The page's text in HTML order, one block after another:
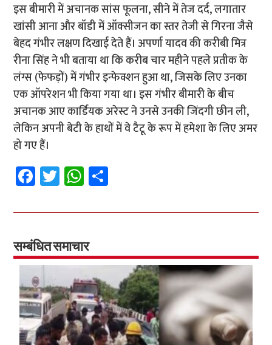
इस बीमारी में अचानक सांस फूलना, सीने में तेज दर्द, लगातार
खांसी आना और बॉडी में ऑक्सीजन का स्तर तेजी से गिरना जैसे
बेहद गंभीर लक्षण दिखाई देते हैं। अपर्णा यादव की करीबी मित्र
रीना सिंह ने भी बताया था कि करीब चार महीने पहले प्रतीक के
लंग्स (फेफड़ों) में गंभीर इन्फेक्शन हुआ था, जिसके लिए उनका
एक ऑपरेशन भी किया गया था। इस गंभीर बीमारी के बीच
अचानक आए कार्डियक अरेस्ट ने उनसे उनकी जिंदगी छीन ली,
लेकिन अपनी बेटी के हाथों में वे टैटू के रूप में हमेशा के लिए अमर
हो गए हैं।
Fa
ce
b
o
o
k
T
wi
tt
er
W
h
at
sA
p
p
ar
सम्बंधित समाचार